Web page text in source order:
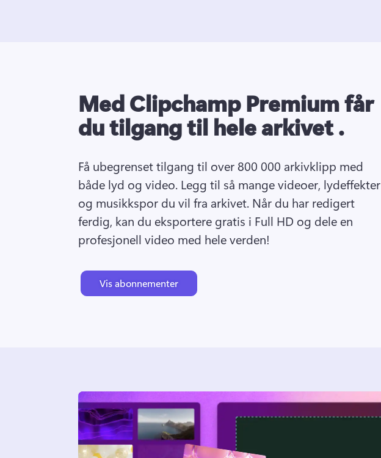
Med Clipchamp Premium får
du tilgang til hele arkivet .
Få ubegrenset tilgang til over 800 000 arkivklipp med
både lyd og video. Legg til så mange videoer, lydeffekter
og musikkspor du vil fra arkivet. Når du har redigert
ferdig, kan du eksportere gratis i Full HD og dele en
profesjonell video med hele verden!
Vis abonnementer